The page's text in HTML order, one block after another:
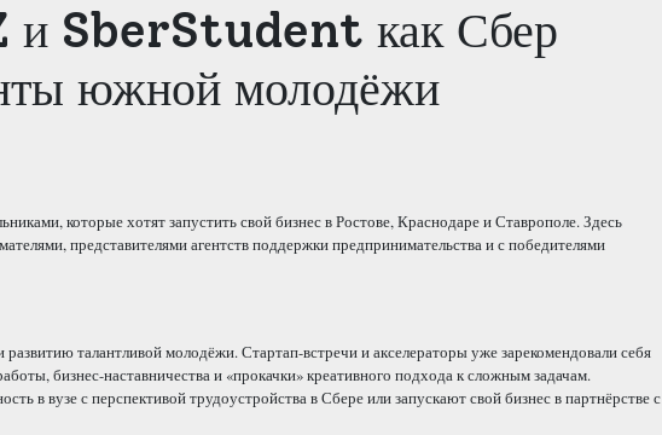
SberStudent как Сбер
южной молодёжи
которые хотят запустить свой бизнес в Ростове, Краснодаре и Ставрополе. Здесь
представителями агентств поддержки предпринимательства и с победителями
талантливой молодёжи. Стартап-встречи и акселераторы уже зарекомендовали себя
бизнес-наставничества и «прокачки» креативного подхода к сложным задачам.
в вузе с перспективой трудоустройства в Сбере или запускают свой бизнес в партнёрстве с